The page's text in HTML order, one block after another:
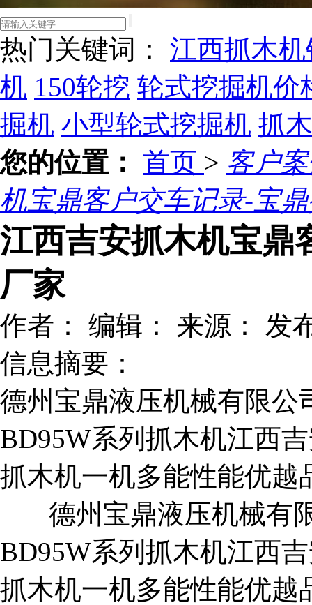
热门关键词： 江西抓木
机 150轮挖 轮式挖掘机价
掘机 小型轮式挖掘机 抓
您的位置： 首页 > 客户
机宝鼎客户交车记录-宝
江西吉安抓木机宝鼎
厂家
作者： 编辑： 来源： 发
信息摘要：
德州宝鼎液压机械有限公
BD95W系列抓木机江西
抓木机一机多能性能优
德州宝鼎液压机械有
BD95W系列抓木机江西
抓木机一机多能性能优越